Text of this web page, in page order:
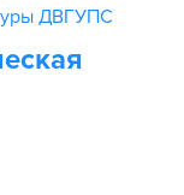
ДВГУПС